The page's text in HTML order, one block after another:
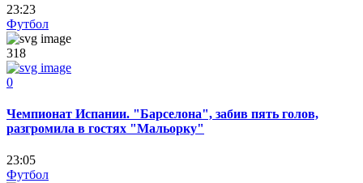
23:23
Футбол
318
0
Чемпионат Испании. "Барселона", забив пять голов,
разгромила в гостях "Мальорку"
23:05
Футбол